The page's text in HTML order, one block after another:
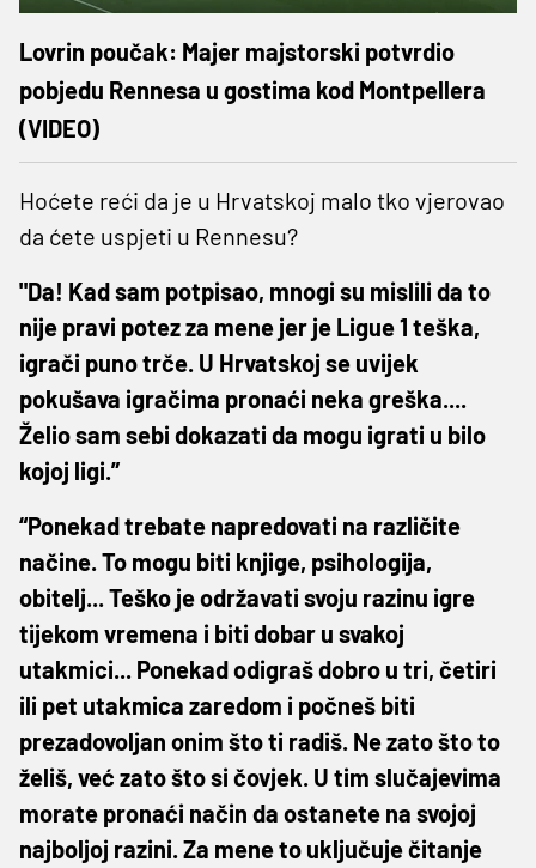
Lovrin poučak: Majer majstorski potvrdio
pobjedu Rennesa u gostima kod Montpellera
(VIDEO)
Hoćete reći da je u Hrvatskoj malo tko vjerovao
da ćete uspjeti u Rennesu?
"Da! Kad sam potpisao, mnogi su mislili da to
nije pravi potez za mene jer je Ligue 1 teška,
igrači puno trče. U Hrvatskoj se uvijek
pokušava igračima pronaći neka greška....
Želio sam sebi dokazati da mogu igrati u bilo
kojoj ligi.”
“Ponekad trebate napredovati na različite
načine. To mogu biti knjige, psihologija,
obitelj... Teško je održavati svoju razinu igre
tijekom vremena i biti dobar u svakoj
utakmici... Ponekad odigraš dobro u tri, četiri
ili pet utakmica zaredom i počneš biti
prezadovoljan onim što ti radiš. Ne zato što to
želiš, već zato što si čovjek. U tim slučajevima
morate pronaći način da ostanete na svojoj
najboljoj razini. Za mene to uključuje čitanje